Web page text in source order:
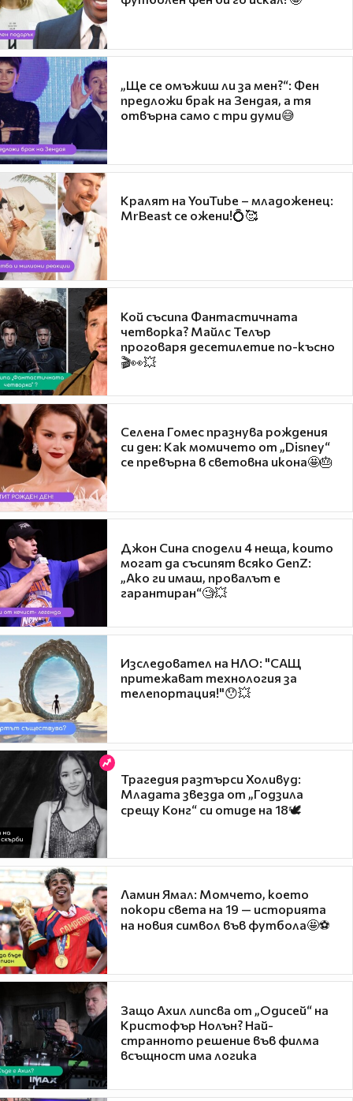
„Ще се омъжиш ли за мен?“: Фен
предложи брак на Зендая, а тя
отвърна само с три думи😅
Кралят на YouTube – младоженец:
MrBeast се ожени!💍🥰
Кой съсипа Фантастичната
четворка? Майлс Телър
проговаря десетилетие по-късно
🎬👀💥
Селена Гомес празнува рождения
си ден: Как момичето от „Disney“
се превърна в световна икона🤩🎂
Джон Сина сподели 4 неща, които
могат да съсипят всяко GenZ:
„Ако ги имаш, провалът е
гарантиран“🧐💥
Изследовател на НЛО: "САЩ
притежават технология за
телепортация!"😯💥
Трагедия разтърси Холивуд:
Младата звезда от „Годзила
срещу Конг“ си отиде на 18🕊️
Ламин Ямал: Момчето, което
покори света на 19 — историята
на новия символ във футбола🤩⚽
Защо Ахил липсва от „Одисей“ на
Кристофър Нолън? Най-
странното решение във филма
всъщност има логика